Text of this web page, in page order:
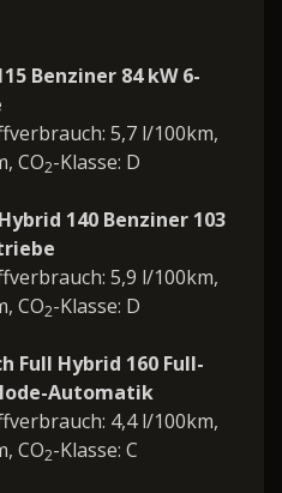
Benziner 84 kW 6-
5,7 l/100km,
CO2-Klasse: D
140 Benziner 103
5,9 l/100km,
CO2-Klasse: D
Full Hybrid 160 Full-
Automatik
4,4 l/100km,
CO2-Klasse: C